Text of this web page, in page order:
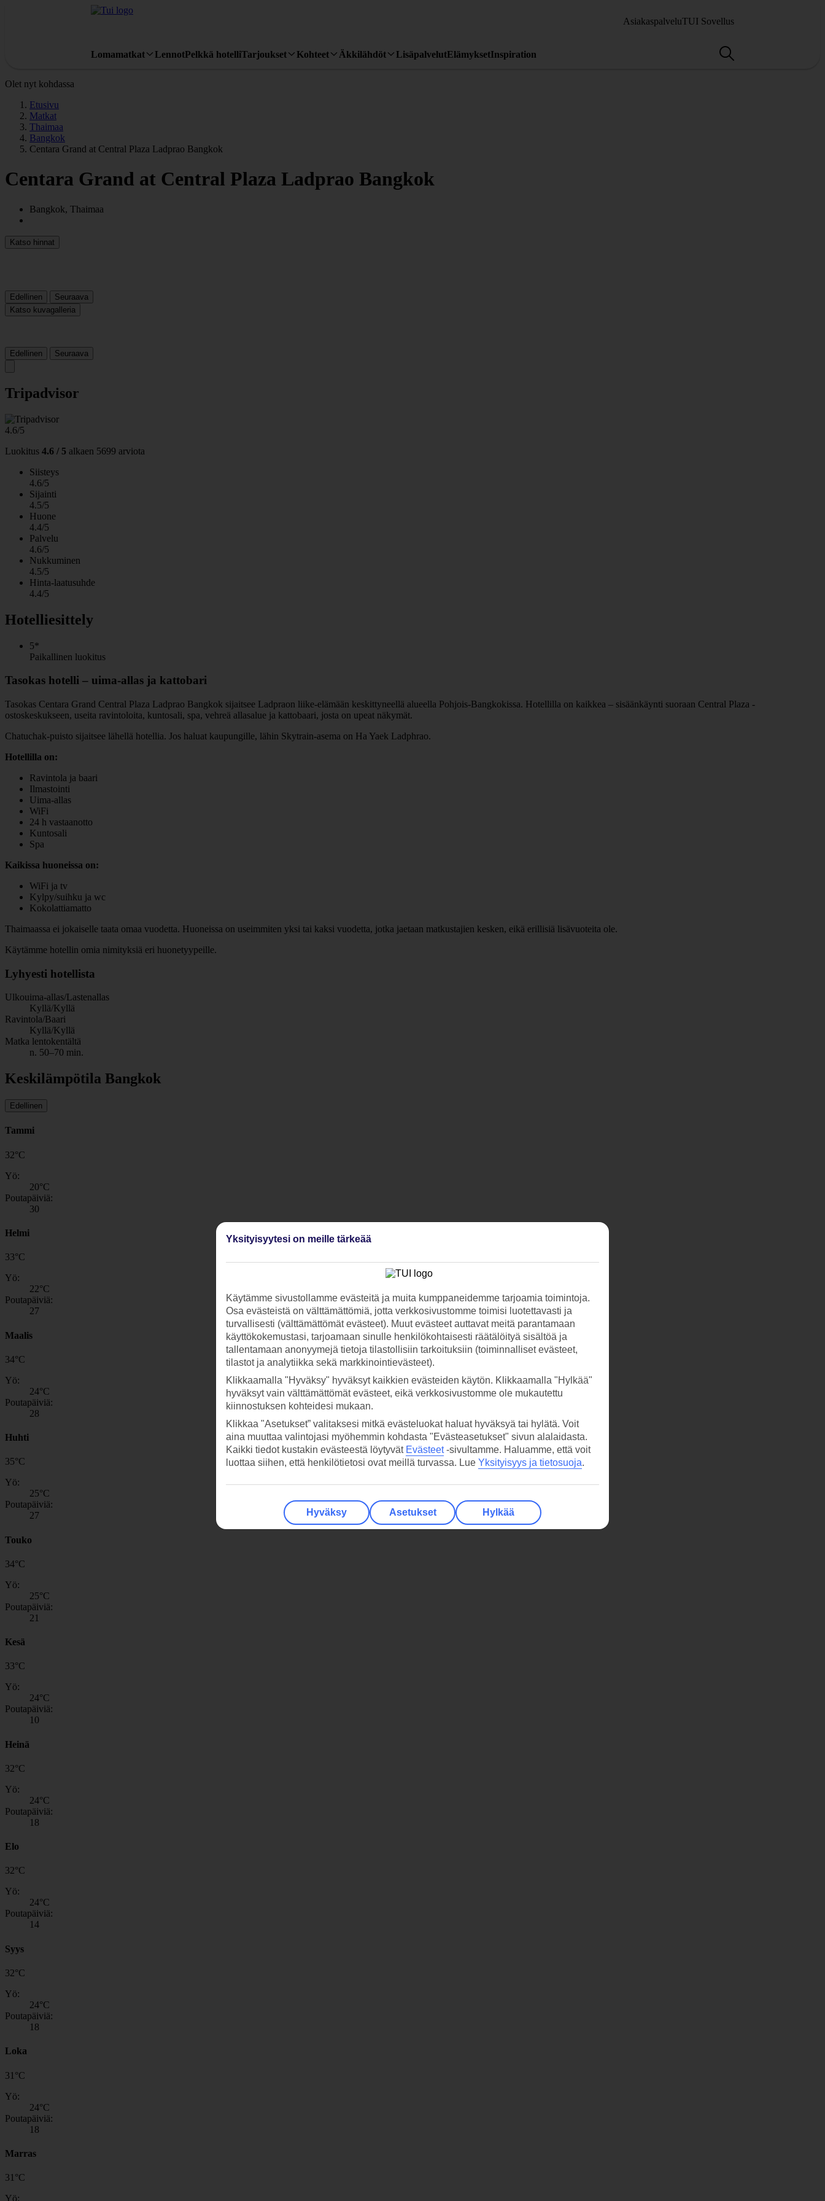
AsiakaspalveluTUI Sovellus
Lomamatkat LennotPelkkä hotelliTarjoukset Kohteet Äkkilähdöt LisäpalvelutElämyksetInspiration
Olet nyt kohdassa
Etusivu
Matkat
Thaimaa
Bangkok
Centara Grand at Central Plaza Ladprao Bangkok
Centara Grand at Central Plaza Ladprao Bangkok
Bangkok, Thaimaa
Katso hinnat
Edellinen
Seuraava
Katso kuvagalleria
Edellinen Seuraava
Tripadvisor
4.6/5
Luokitus 4.6 / 5 alkaen 5699 arviota
Siisteys
4.6/5
Sijainti
4.5/5
Huone
4.4/5
Palvelu
4.6/5
Nukkuminen
4.5/5
Hinta-laatusuhde
4.4/5
Hotelliesittely
5*
Paikallinen luokitus
Tasokas hotelli – uima-allas ja kattobari
Tasokas Centara Grand Central Plaza Ladprao Bangkok sijaitsee Ladpraon liike-elämään keskittyneellä alueella Pohjois-Bangkokissa. Hotellilla on kaikkea – sisäänkäynti suoraan Central Plaza -
ostoskeskukseen, useita ravintoloita, kuntosali, spa, vehreä allasalue ja kattobaari, josta on upeat näkymät.
Chatuchak-puisto sijaitsee lähellä hotellia. Jos haluat kaupungille, lähin Skytrain-asema on Ha Yaek Ladphrao.
Hotellilla on:
Ravintola ja baari
Ilmastointi
Uima-allas
WiFi
24 h vastaanotto
Kuntosali
Spa
Kaikissa huoneissa on:
WiFi ja tv
Kylpy/suihku ja wc
Kokolattiamatto
Thaimaassa ei jokaiselle taata omaa vuodetta. Huoneissa on useimmiten yksi tai kaksi vuodetta, jotka jaetaan matkustajien kesken, eikä erillisiä lisävuoteita ole.
Käytämme hotellin omia nimityksiä eri huonetyypeille.
Lyhyesti hotellista
Ulkouima-allas/Lastenallas
Kyllä/Kyllä
Ravintola/Baari
Kyllä/Kyllä
Matka lentokentältä
n. 50–70 min.
Keskilämpötila Bangkok
Edellinen
Tammi
32°C
Yö:
20°C
Poutapäiviä:
30
Helmi
33°C
Yö:
22°C
Poutapäiviä:
27
Maalis
34°C
Yö:
24°C
Poutapäiviä:
28
Huhti
35°C
Yö:
25°C
Poutapäiviä:
27
Touko
34°C
Yö:
25°C
Poutapäiviä:
21
Kesä
33°C
Yö:
24°C
Poutapäiviä:
10
Heinä
32°C
Yö:
24°C
Poutapäiviä:
18
Elo
32°C
Yö:
24°C
Poutapäiviä:
14
Syys
32°C
Yö:
24°C
Poutapäiviä:
18
Loka
31 °C
Yö:
24°C
Poutapäiviä:
18
Marras
31 °C
Yö:
Yksityisyytesi on meille tärkeää
Käytämme sivustollamme evästeitä ja muita kumppaneidemme tarjoamia toimintoja.
Osa evästeistä on välttämättömiä, jotta verkkosivustomme toimisi luotettavasti ja
turvallisesti (välttämättömät evästeet). Muut evästeet auttavat meitä parantamaan
käyttökokemustasi, tarjoamaan sinulle henkilökohtaisesti räätälöityä sisältöä ja
tallentamaan anonyymejä tietoja tilastollisiin tarkoituksiin (toiminnalliset evästeet,
tilastot ja analytiikka sekä markkinointievästeet).
Klikkaamalla "Hyväksy" hyväksyt kaikkien evästeiden käytön. Klikkaamalla "Hylkää"
hyväksyt vain välttämättömät evästeet, eikä verkkosivustomme ole mukautettu
kiinnostuksen kohteidesi mukaan.
Klikkaa "Asetukset” valitaksesi mitkä evästeluokat haluat hyväksyä tai hylätä. Voit
aina muuttaa valintojasi myöhemmin kohdasta "Evästeasetukset" sivun alalaidasta.
Kaikki tiedot kustakin evästeestä löytyvät Evästeet-sivultamme. Haluamme, että voit
luottaa siihen, että henkilötietosi ovat meillä turvassa. Lue Yksityisyys ja tietosuoja.
Hyväksy Asetukset Hylkää